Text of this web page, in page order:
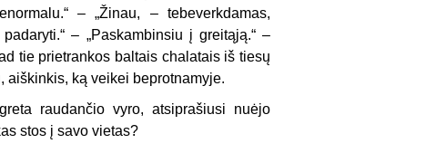
– „Žinau, – tebeverkdamas,
– „Paskambinsiu į greitąją.“ –
tie prietrankos baltais chalatais iš tiesų
ką veikei beprotnamyje.
raudančio vyro, atsiprašiusi nuėjo
stos į savo vietas?